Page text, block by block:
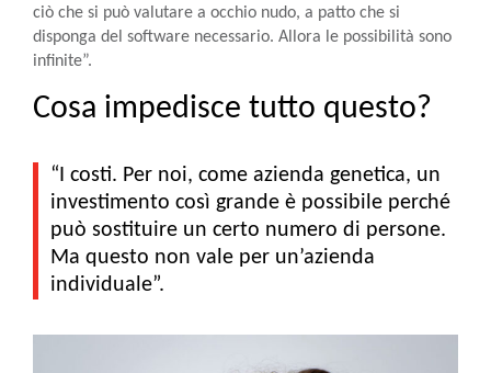
ciò che si può valutare a occhio nudo, a patto che si
disponga del software necessario. Allora le possibilità sono
infinite”.
Cosa impedisce tutto questo?
“I costi. Per noi, come azienda genetica, un
investimento così grande è possibile perché
può sostituire un certo numero di persone.
Ma questo non vale per un’azienda
individuale”.